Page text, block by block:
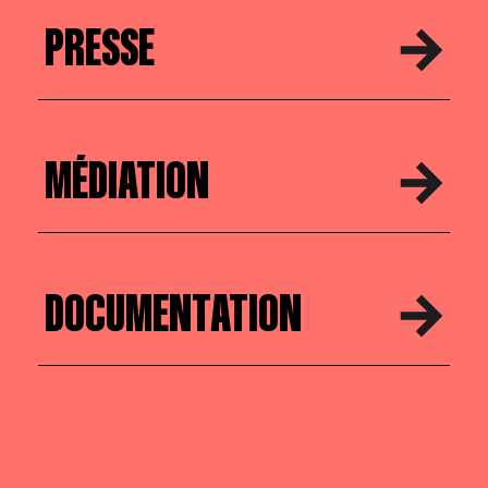
PRESSE
MÉDIATION
DOCUMENTATION